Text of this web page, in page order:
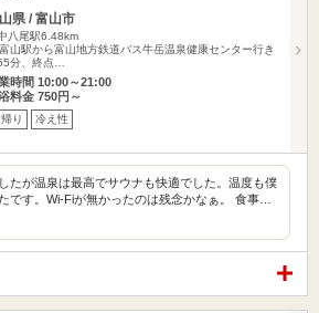
県 / 富山市
八尾駅6.48km
山駅から富山地方鉄道バス牛岳温泉健康センター行き
分、終点…
時間 10:00～21:00
料金 750円～
り 冷え性
たが温泉は最高でサウナも快適でした。温度も僕
です。Wi-Fiが無かったのは残念かなぁ。 食事…